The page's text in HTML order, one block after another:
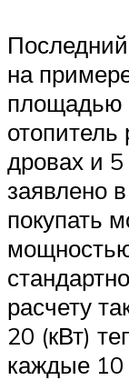
на
площадью
отопитель
дровах и 5
заявлено
покупать
расчету
20 (кВт)
каждые 10